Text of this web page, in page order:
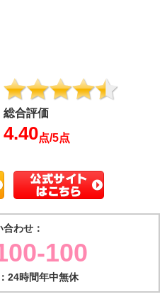
総合評価
4.40点/5点
合わせ：
100
24時間年中無休